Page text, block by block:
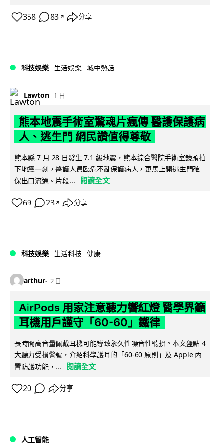
358 83 ↗ 分享
科技娛樂 生活娛樂 城中熱話
Lawton 1 日
熊本地震手術室驚魂片瘋傳 醫護保護病
人、逃生門 網民讚值得尊敬
熊本縣 7 月 28 日發生 7.1 級地震，熊本綜合醫院手術室鏡頭拍
下地震一刻，醫護人員臨危不亂保護病人，更馬上開逃生門確
保出口流通。片段...
閱讀全文
69 23 ↗ 分享
科技娛樂 生活科技 健康
arthur 2 日
AirPods 用家注意聽力響紅燈 醫學界籲
耳機用戶謹守「60-60」鐵律
長時間高音量佩戴耳機可能導致永久性噪音性聽損。本文盤點 4
大聽力受損警號，介紹科學護耳的「60-60 原則」及 Apple 內
置防護功能，...
閱讀全文
20 分享
人工智能